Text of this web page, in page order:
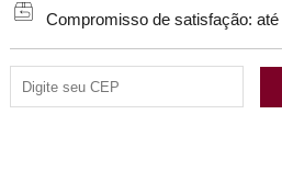
Compromisso de satisfação: